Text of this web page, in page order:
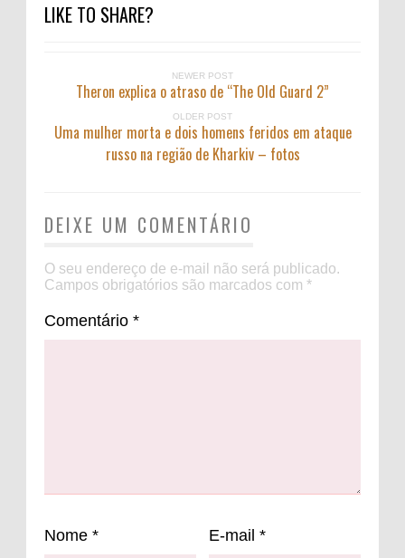
LIKE TO SHARE?
NEWER POST
Theron explica o atraso de “The Old Guard 2”
OLDER POST
Uma mulher morta e dois homens feridos em ataque
russo na região de Kharkiv – fotos
DEIXE UM COMENTÁRIO
O seu endereço de e-mail não será publicado.
Campos obrigatórios são marcados com *
Comentário *
Nome * E-mail *